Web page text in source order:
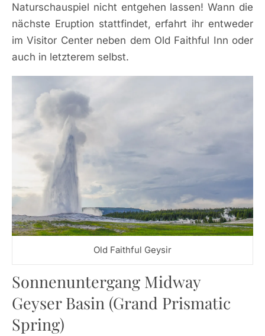
Naturschauspiel nicht entgehen lassen! Wann die
nächste Eruption stattfindet, erfahrt ihr entweder
im Visitor Center neben dem Old Faithful Inn oder
auch in letzterem selbst.
Old Faithful Geysir
Sonnenuntergang Midway
Geyser Basin (Grand Prismatic
Spring)